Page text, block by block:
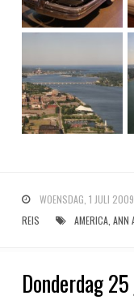
WOENSDAG, 1 JULI 2009
REIS
AMERICA, ANN
Donderdag